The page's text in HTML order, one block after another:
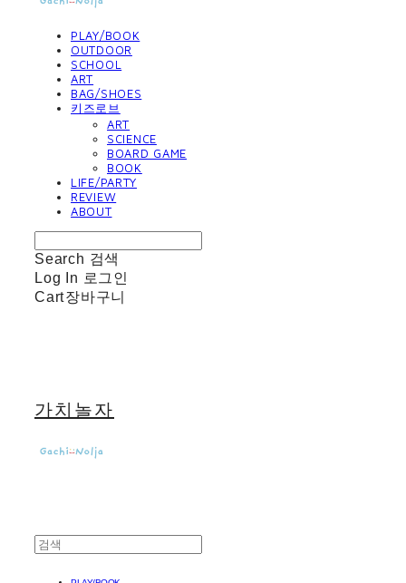
PLAY/BOOK
OUTDOOR
SCHOOL
ART
BAG/SHOES
키즈로브
ART
SCIENCE
BOARD GAME
BOOK
LIFE/PARTY
REVIEW
ABOUT
Search 검색
Log In 로그인
Cart장바구니
가치놀자